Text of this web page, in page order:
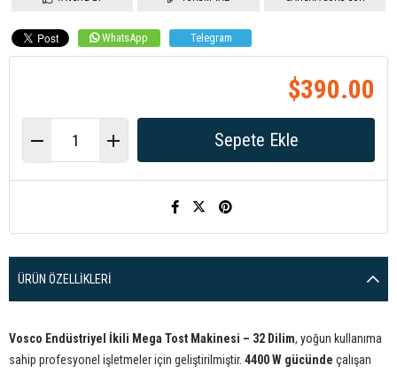
WhatsApp Telegram
$390.00
ÜRÜN ÖZELLIKLERI
Vosco Endüstriyel İkili Mega Tost Makinesi – 32 Dilim, yoğun kullanıma
sahip profesyonel işletmeler için geliştirilmiştir. 4400 W gücünde çalışan